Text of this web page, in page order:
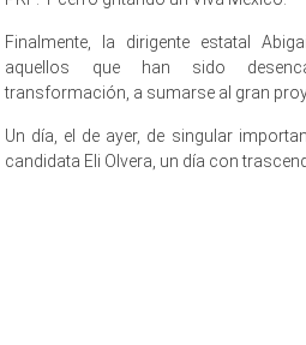
Finalmente, la dirigente estatal
aquellos que han sido
transformación, a sumarse al gran
Un día, el de ayer, de singular
candidata Eli Olvera, un día con